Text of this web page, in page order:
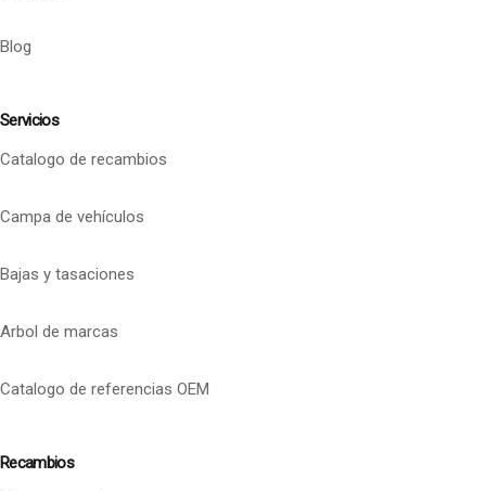
Blog
Servicios
Catalogo de recambios
Campa de vehículos
Bajas y tasaciones
Arbol de marcas
Catalogo de referencias OEM
Recambios